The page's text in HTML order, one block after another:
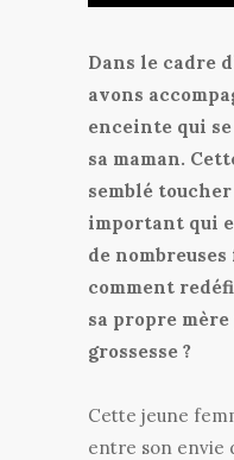
Dans le cadre d
avons
enceinte qui
sa maman.
semblé
important qui
de
comment
sa propre
grossesse ?
Cette jeune
entre son envie